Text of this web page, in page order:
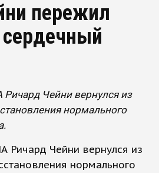
пережил
Чейни вернулся из
нормального
Ричард Чейни вернулся из
нормального